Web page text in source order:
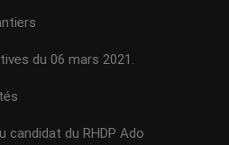
du 06 mars 2021.
candidat du RHDP Ado